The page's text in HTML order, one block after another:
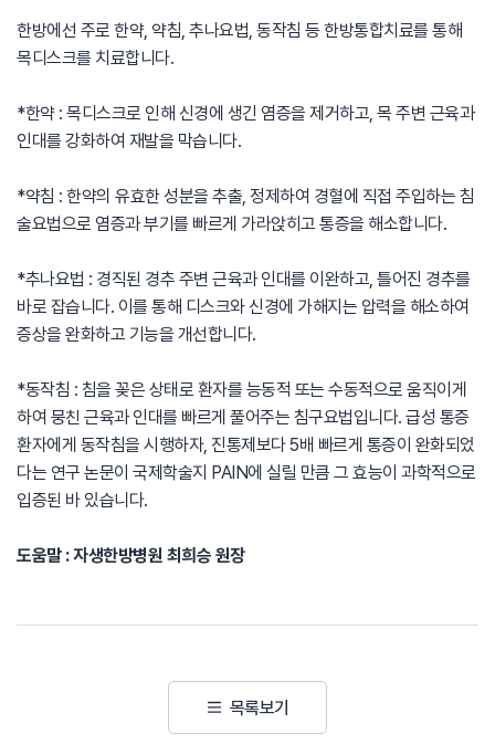
한방에선 주로 한약, 약침, 추나요법, 동작침 등 한방통합치료를 통해
목디스크를 치료합니다.
*한약 : 목디스크로 인해 신경에 생긴 염증을 제거하고, 목 주변 근육과
인대를 강화하여 재발을 막습니다.
*약침 : 한약의 유효한 성분을 추출, 정제하여 경혈에 직접 주입하는 침
술요법으로 염증과 부기를 빠르게 가라앉히고 통증을 해소합니다.
*추나요법 : 경직된 경추 주변 근육과 인대를 이완하고, 틀어진 경추를
바로 잡습니다. 이를 통해 디스크와 신경에 가해지는 압력을 해소하여
증상을 완화하고 기능을 개선합니다.
*동작침 : 침을 꽂은 상태로 환자를 능동적 또는 수동적으로 움직이게
하여 뭉친 근육과 인대를 빠르게 풀어주는 침구요법입니다. 급성 통증
환자에게 동작침을 시행하자, 진통제보다 5배 빠르게 통증이 완화되었
다는 연구 논문이 국제학술지 PAIN에 실릴 만큼 그 효능이 과학적으로
입증된 바 있습니다.
도움말 : 자생한방병원 최희승 원장
목록보기